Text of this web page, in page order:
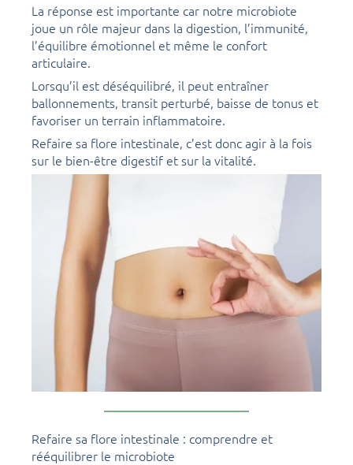
La réponse est importante car notre microbiote
joue un rôle majeur dans la digestion, l’immunité,
l’équilibre émotionnel et même le confort
articulaire.
Lorsqu’il est déséquilibré, il peut entraîner
ballonnements, transit perturbé, baisse de tonus et
favoriser un terrain inflammatoire.
Refaire sa flore intestinale, c’est donc agir à la fois
sur le bien-être digestif et sur la vitalité.
Refaire sa flore intestinale : comprendre et
rééquilibrer le microbiote